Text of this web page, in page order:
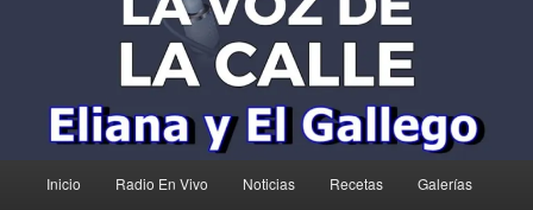
principal
Inicio Radio En Vivo Noticias Recetas Galerías